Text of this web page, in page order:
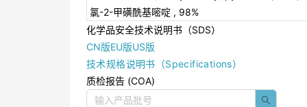
化学品安全技术说明书（SDS）
CN版EU版US版
技术规格说明书（Specifications）
质检报告 (COA)